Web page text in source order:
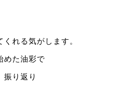
れる気がします。
めた油彩で
振り返り